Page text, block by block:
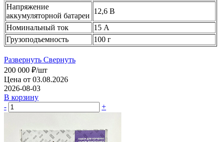
Напряжение
аккумуляторной батареи
12,6 В
Номинальный ток
15 А
Грузоподъемность
100 г
Развернуть Свернуть
200 000 ₽/шт
Цена от 03.08.2026
2026-08-03
В корзину
-
+